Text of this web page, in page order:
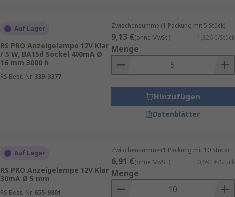
Auf Lager
RS PRO Anzeigelampe 12V Klar
/ 5 W, BA15d Sockel 400mA Ø
16 mm 3000 h
RS Best.-Nr. 339-3377
Zwischensumme (1 Packung mit 5 Stück)
9,13 €(ohne MwSt.) 1,826 €/Stück
Menge
Hinzufügen
Datenblätter
Auf Lager
RS PRO Anzeigelampe 12V Klar
30mA Ø 5 mm
RS Best.-Nr. 655-9801
Zwischensumme (1 Packung mit 10 Stück)
6,91 €(ohne MwSt.) 0,691 €/Stück
Menge